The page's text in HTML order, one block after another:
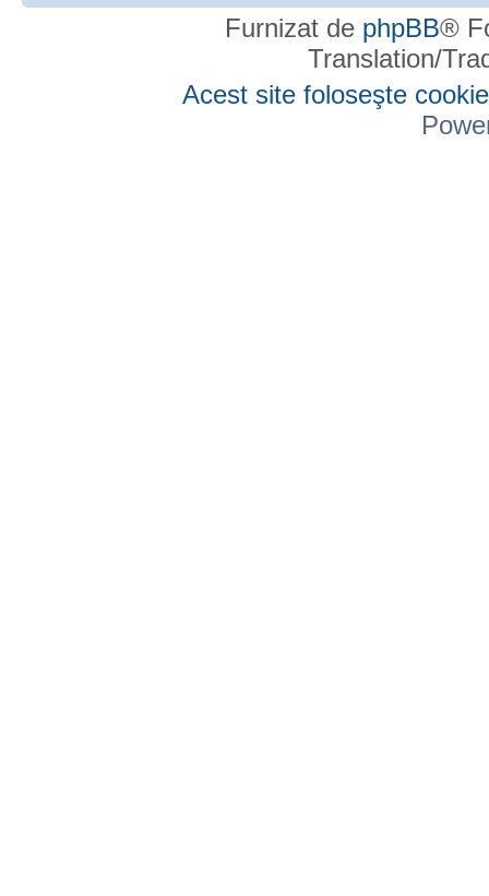
Furnizat de phpBB®
Translation/
Acest site foloseşte